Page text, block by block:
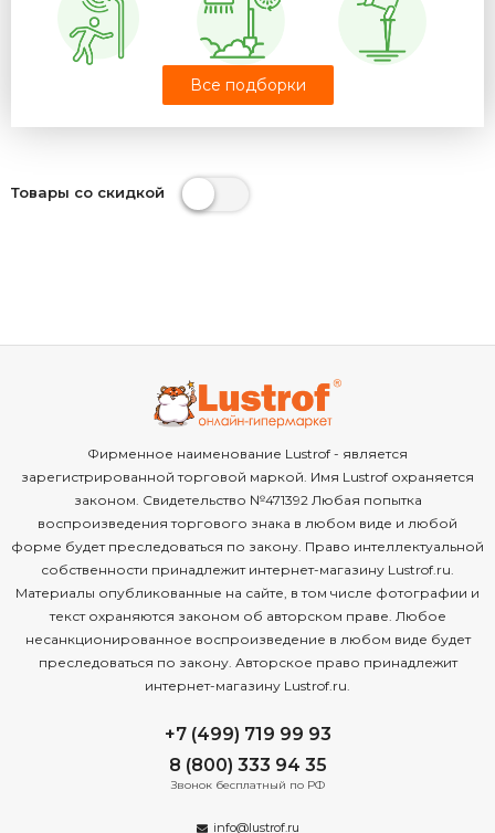
Тип свечения
Все подборки
Товары со скидкой
Фирменное наименование Lustrof - является
зарегистрированной торговой маркой. Имя Lustrof охраняется
законом. Свидетельство №471392 Любая попытка
воспроизведения торгового знака в любом виде и любой
форме будет преследоваться по закону. Право интеллектуальной
собственности принадлежит интернет-магазину Lustrof.ru.
Материалы опубликованные на сайте, в том числе фотографии и
текст охраняются законом об авторском праве. Любое
несанкционированное воспроизведение в любом виде будет
преследоваться по закону. Авторское право принадлежит
интернет-магазину Lustrof.ru.
+7 (499) 719 99 93
8 (800) 333 94 35
Звонок бесплатный по РФ
info@lustrof.ru